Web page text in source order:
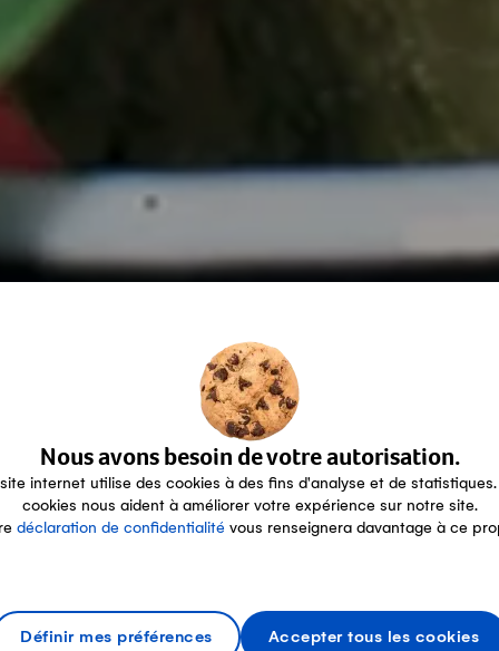
Nous avons besoin de votre autorisation.
internet utilise des cookies à des fins d'analyse et de statistiques.
cookies nous aident à améliorer votre expérience sur notre site.
déclaration de confidentialité vous renseignera davantage à ce
Définir mes préférences Accepter tous les cookies